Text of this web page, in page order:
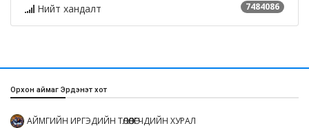
7484086
Нийт хандалт
Орхон аймаг Эрдэнэт хот
АЙМГИЙН ИРГЭДИЙН ТӨЛӨӨЛӨГЧДИЙН ХУРАЛ